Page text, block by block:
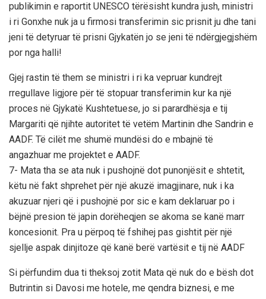
publikimin e raportit UNESCO tërësisht kundra jush, ministri
i ri Gonxhe nuk ja u firmosi transferimin sic prisnit ju dhe tani
jeni të detyruar të prisni Gjykatën jo se jeni të ndërgjegjshëm
por nga halli!
Gjej rastin të them se ministri i ri ka vepruar kundrejt
rregullave ligjore për të stopuar transferimin kur ka një
proces në Gjykatë Kushtetuese, jo si parardhësja e tij
Margariti që njihte autoritet të vetëm Martinin dhe Sandrin e
AADF. Të cilët me shumë mundësi do e mbajnë të
angazhuar me projektet e AADF.
7- Mata tha se ata nuk i pushojnë dot punonjësit e shtetit,
këtu në fakt shprehet për një akuzë imagjinare, nuk i ka
akuzuar njeri që i pushojnë por sic e kam deklaruar po i
bëjnë presion të japin dorëheqjen se akoma se kanë marr
koncesionit. Pra u përpoq të fshihej pas gishtit për një
sjellje aspak dinjitoze që kanë berë vartësit e tij në AADF
Si përfundim dua ti theksoj zotit Mata që nuk do e bësh dot
Butrintin si Davosi me hotele, me qendra biznesi, e me